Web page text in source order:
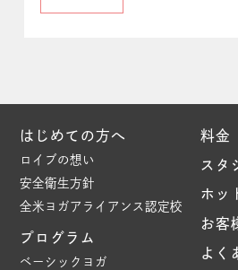
はじめての方へ
ロイブの想い
安全衛生方針
全米ヨガアライアンス認定校
プログラム
ベーシックヨガ
料金
スタ
ホッ
お客
よく